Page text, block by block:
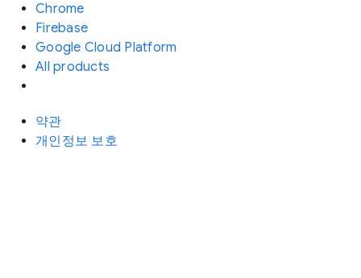
Chrome
Firebase
Google Cloud Platform
All products
약관
개인정보 보호